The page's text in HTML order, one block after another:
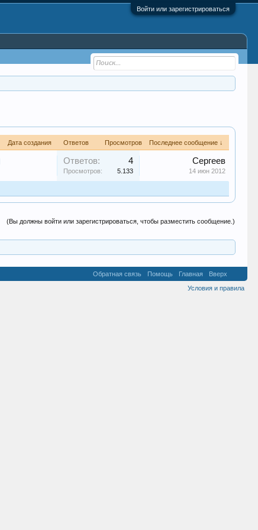
Войти или зарегистрироваться
Дата создания Ответов Просмотров Последнее сообщение ↓
Ответов: 4
Просмотров: 5.133
Сергеев
14 июн 2012
(Вы должны войти или зарегистрироваться, чтобы разместить сообщение.)
Обратная связь Помощь Главная
Вверх
Условия и правила